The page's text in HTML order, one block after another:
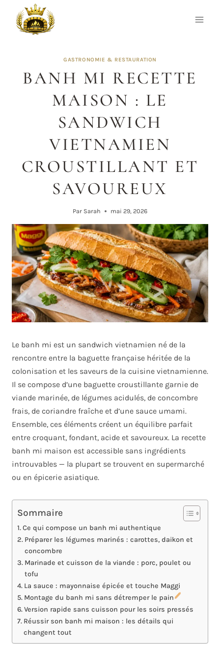
contenu
GASTRONOMIE & RESTAURATION
BANH MI RECETTE
MAISON : LE
SANDWICH
VIETNAMIEN
CROUSTILLANT ET
SAVOUREUX
Par Sarah mai 29, 2026
Le banh mi est un sandwich vietnamien né de la
rencontre entre la baguette française héritée de la
colonisation et les saveurs de la cuisine vietnamienne.
Il se compose d’une baguette croustillante garnie de
viande marinée, de légumes acidulés, de concombre
frais, de coriandre fraîche et d’une sauce umami.
Ensemble, ces éléments créent un équilibre parfait
entre croquant, fondant, acide et savoureux. La recette
banh mi maison est accessible sans ingrédients
introuvables — la plupart se trouvent en supermarché
ou en épicerie asiatique.
Sommaire
Ce qui compose un banh mi authentique
Préparer les légumes marinés : carottes, daikon et
concombre
Marinade et cuisson de la viande : porc, poulet ou
tofu
La sauce : mayonnaise épicée et touche Maggi
Montage du banh mi sans détremper le pain
Version rapide sans cuisson pour les soirs pressés
Réussir son banh mi maison : les détails qui
changent tout